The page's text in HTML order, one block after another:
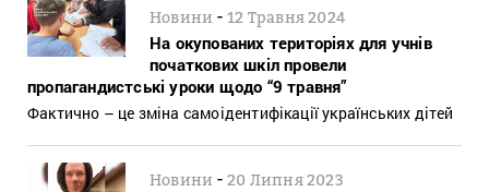
Новини -12 Травня 2024
На окупованих територіях для учнів
початкових шкіл провели
пропагандистські уроки щодо “9 травня”
Фактично – це зміна самоідентифікації українських дітей
Новини -20 Липня 2023